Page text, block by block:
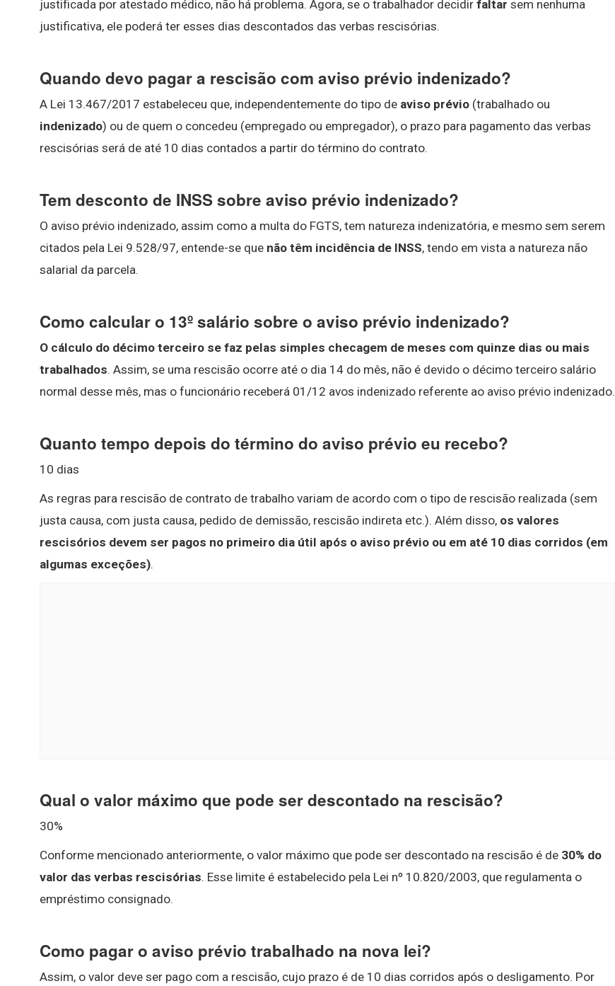
justificada por atestado médico, não há problema. Agora, se o trabalhador decidir faltar sem nenhuma
justificativa, ele poderá ter esses dias descontados das verbas rescisórias.
Quando devo pagar a rescisão com aviso prévio indenizado?
A Lei 13.467/2017 estabeleceu que, independentemente do tipo de aviso prévio (trabalhado ou
indenizado) ou de quem o concedeu (empregado ou empregador), o prazo para pagamento das verbas
rescisórias será de até 10 dias contados a partir do término do contrato.
Tem desconto de INSS sobre aviso prévio indenizado?
O aviso prévio indenizado, assim como a multa do FGTS, tem natureza indenizatória, e mesmo sem serem
citados pela Lei 9.528/97, entende-se que não têm incidência de INSS, tendo em vista a natureza não
salarial da parcela.
Como calcular o 13º salário sobre o aviso prévio indenizado?
O cálculo do décimo terceiro se faz pelas simples checagem de meses com quinze dias ou mais
trabalhados. Assim, se uma rescisão ocorre até o dia 14 do mês, não é devido o décimo terceiro salário
normal desse mês, mas o funcionário receberá 01/12 avos indenizado referente ao aviso prévio indenizado.
Quanto tempo depois do término do aviso prévio eu recebo?
10 dias
As regras para rescisão de contrato de trabalho variam de acordo com o tipo de rescisão realizada (sem
justa causa, com justa causa, pedido de demissão, rescisão indireta etc.). Além disso, os valores
rescisórios devem ser pagos no primeiro dia útil após o aviso prévio ou em até 10 dias corridos (em
algumas exceções).
Qual o valor máximo que pode ser descontado na rescisão?
30%
Conforme mencionado anteriormente, o valor máximo que pode ser descontado na rescisão é de 30% do
valor das verbas rescisórias. Esse limite é estabelecido pela Lei nº 10.820/2003, que regulamenta o
empréstimo consignado.
Como pagar o aviso prévio trabalhado na nova lei?
Assim, o valor deve ser pago com a rescisão, cujo prazo é de 10 dias corridos após o desligamento. Por